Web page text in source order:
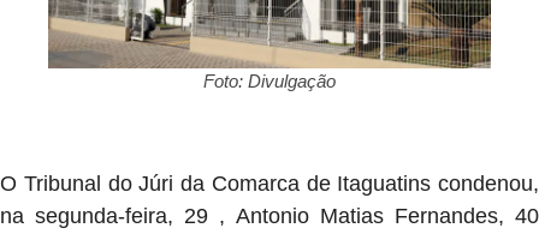
Foto: Divulgação
O Tribunal do Júri da Comarca de Itaguatins condenou,
na segunda-feira, 29 , Antonio Matias Fernandes, 40